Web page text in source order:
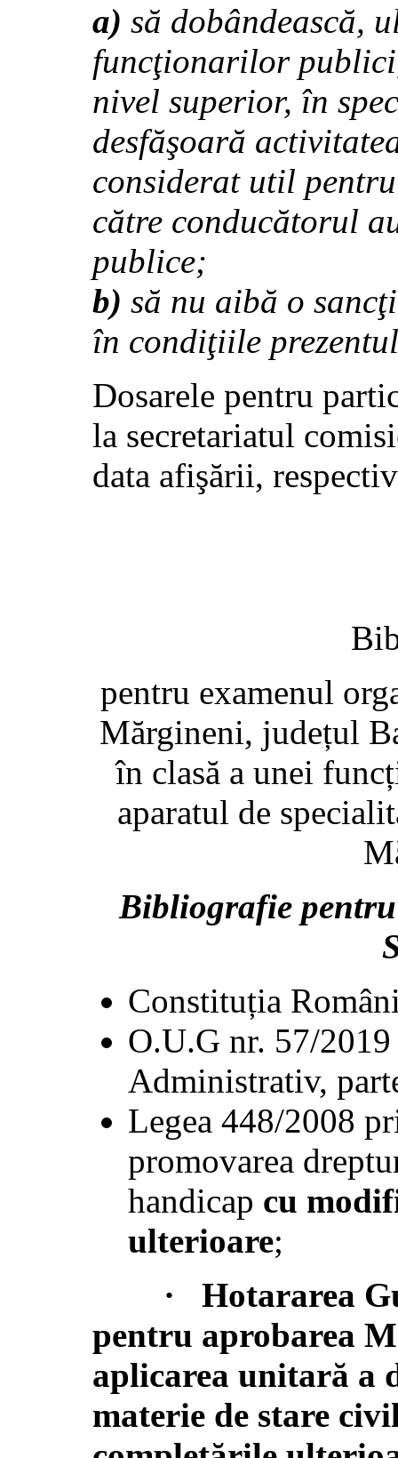
a)să dobândească,
funcţionarilor
nivel superior, în
desfăşoară
considerat util
către conducătorul
publice;
b)să nu aibă o
în condiţiile
Dosarele pentru
la secretariatul
data afişării,
pentru examenul
Mărgineni, județul
în clasă a unei
aparatul de
Bibliografie
Constituția
O.U.G nr. 57/
Administrativ,
Legea 448/2008
promovarea
handicap cu
ulterioare;
·Hotararea
pentru aprobarea
aplicarea
materie de stare